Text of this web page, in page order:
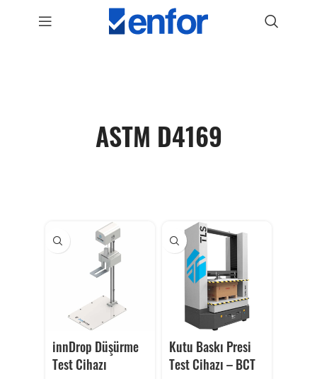
ASTM D4169
innDrop Düşürme
Test Cihazı
Kutu Baskı Presi
Test Cihazı – BCT